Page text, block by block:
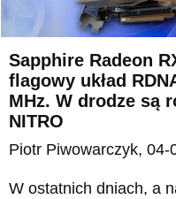
Sapphire Radeon
flagowy układ
MHz. W drodze są
NITRO
Piotr Piwowarczyk, 04-
W ostatnich dniach, a